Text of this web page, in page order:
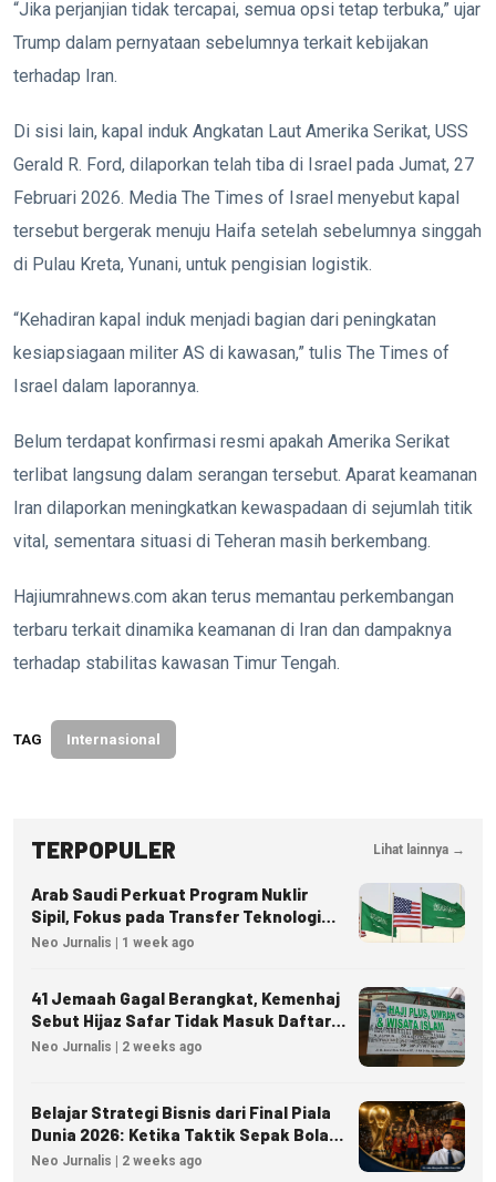
“Jika perjanjian tidak tercapai, semua opsi tetap terbuka,” ujar
Trump dalam pernyataan sebelumnya terkait kebijakan
terhadap Iran.
Di sisi lain, kapal induk Angkatan Laut Amerika Serikat, USS
Gerald R. Ford, dilaporkan telah tiba di Israel pada Jumat, 27
Februari 2026. Media The Times of Israel menyebut kapal
tersebut bergerak menuju Haifa setelah sebelumnya singgah
di Pulau Kreta, Yunani, untuk pengisian logistik.
“Kehadiran kapal induk menjadi bagian dari peningkatan
kesiapsiagaan militer AS di kawasan,” tulis The Times of
Israel dalam laporannya.
Belum terdapat konfirmasi resmi apakah Amerika Serikat
terlibat langsung dalam serangan tersebut. Aparat keamanan
Iran dilaporkan meningkatkan kewaspadaan di sejumlah titik
vital, sementara situasi di Teheran masih berkembang.
Hajiumrahnews.com akan terus memantau perkembangan
terbaru terkait dinamika keamanan di Iran dan dampaknya
terhadap stabilitas kawasan Timur Tengah.
TAG Internasional
TERPOPULER Lihat lainnya →
Arab Saudi Perkuat Program Nuklir
Sipil, Fokus pada Transfer Teknologi
dan Kedaulatan Energi
Neo Jurnalis | 1 week ago
41 Jemaah Gagal Berangkat, Kemenhaj
Sebut Hijaz Safar Tidak Masuk Daftar
Resmi PPIU
Neo Jurnalis | 2 weeks ago
Belajar Strategi Bisnis dari Final Piala
Dunia 2026: Ketika Taktik Sepak Bola
Menjadi Inspirasi Kesuksesan Bisnis
Neo Jurnalis | 2 weeks ago